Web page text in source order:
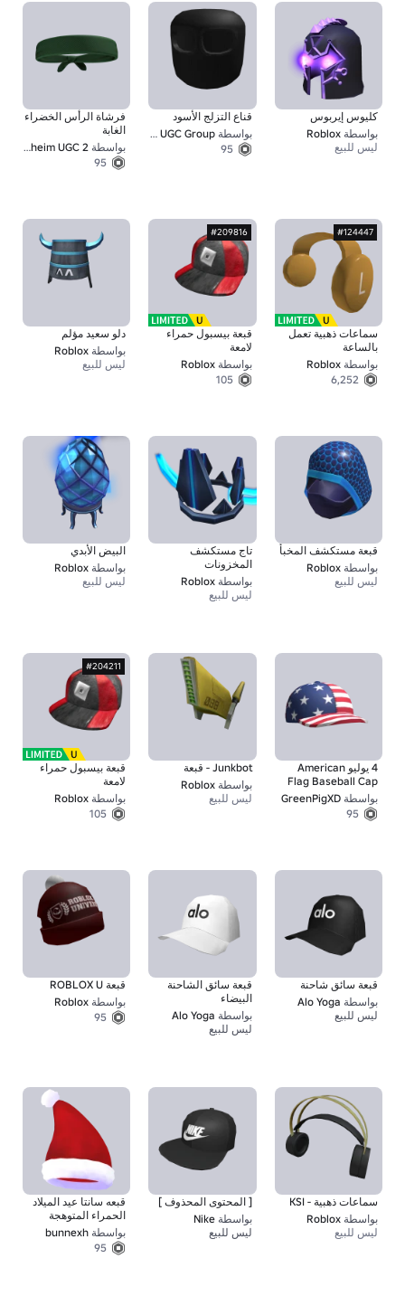
فرشاة الرأس الخضراء
الغابة
بواسطة Valkenheim UGC 2
95
قناع التزلج الأسود
بواسطة Another UGC Group
95
كليوس إيربوس
بواسطة Roblox
ليس للبيع
دلو سعيد مؤلم
بواسطة Roblox
ليس للبيع
#209816
قبعة بيسبول حمراء
لامعة
بواسطة Roblox
105
#124447
سماعات ذهبية تعمل
بالساعة
بواسطة Roblox
6,252
البيض الأبدي
بواسطة Roblox
ليس للبيع
تاج مستكشف
المخزونات
بواسطة Roblox
ليس للبيع
قبعة مستكشف المخبأ
بواسطة Roblox
ليس للبيع
#204211
قبعة بيسبول حمراء
لامعة
بواسطة Roblox
105
Junkbot - قبعة
بواسطة Roblox
ليس للبيع
4 يوليو American
Flag Baseball Cap
بواسطة GreenPigXD
95
قبعة ROBLOX U
بواسطة Roblox
95
قبعة سائق الشاحنة
البيضاء
بواسطة Alo Yoga
ليس للبيع
قبعة سائق شاحنة
بواسطة Alo Yoga
ليس للبيع
1
قبعه سانتا عيد الميلاد
الحمراء المتوهجة
بواسطة bunnexh
95
[ المحتوى المحذوف ]
بواسطة Nike
ليس للبيع
1
سماعات ذهبية - KSI
بواسطة Roblox
ليس للبيع